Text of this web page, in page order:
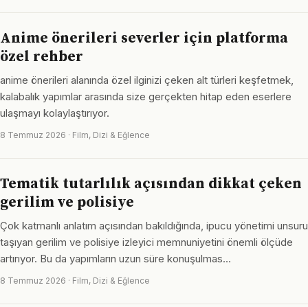
Anime önerileri severler için platforma
özel rehber
anime önerileri alanında özel ilginizi çeken alt türleri keşfetmek,
kalabalık yapımlar arasında size gerçekten hitap eden eserlere
ulaşmayı kolaylaştırıyor.
8 Temmuz 2026 · Film, Dizi & Eğlence
Tematik tutarlılık açısından dikkat çeken
gerilim ve polisiye
Çok katmanlı anlatım açısından bakıldığında, ipucu yönetimi unsuru
taşıyan gerilim ve polisiye izleyici memnuniyetini önemli ölçüde
artırıyor. Bu da yapımların uzun süre konuşulmas…
8 Temmuz 2026 · Film, Dizi & Eğlence